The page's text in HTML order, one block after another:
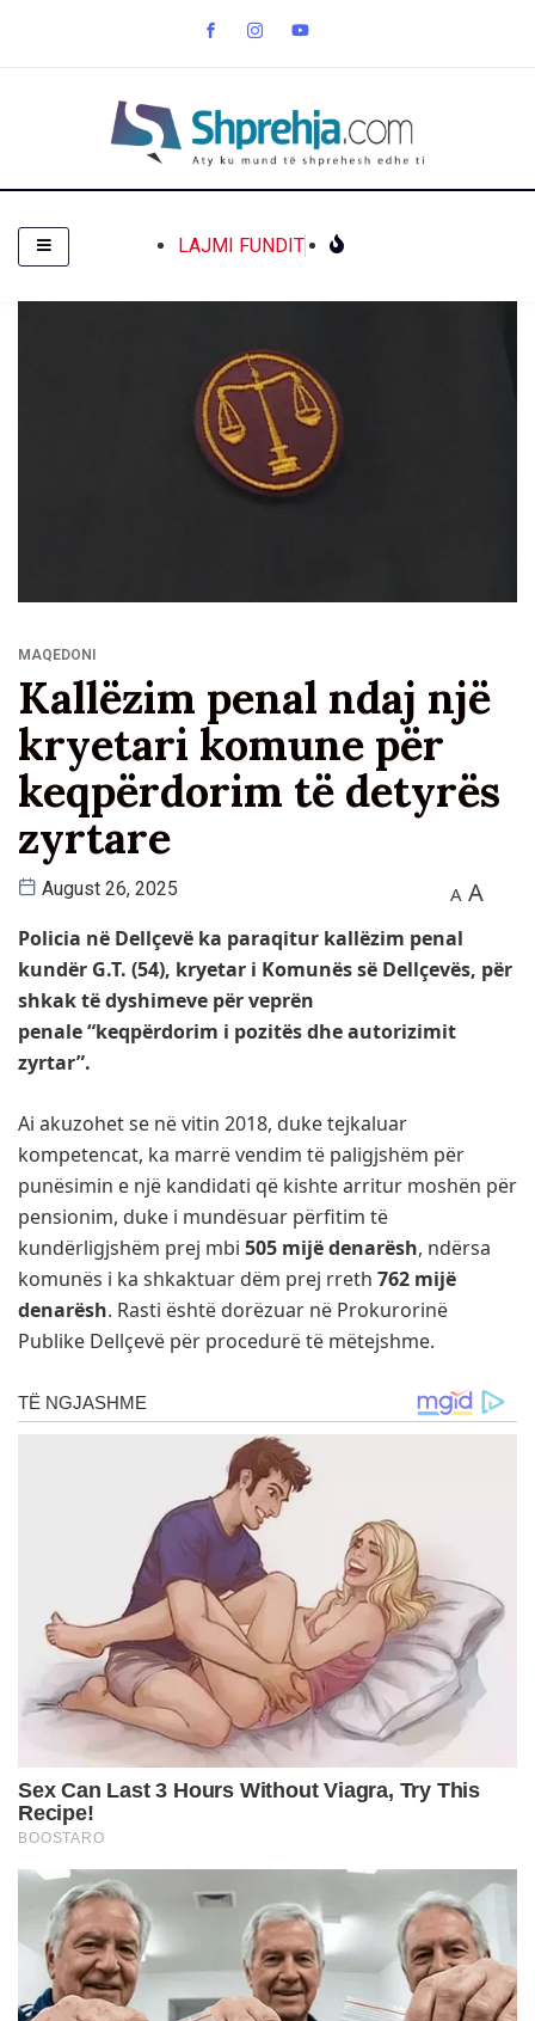
LAJMI FUNDIT
MAQEDONI
Kallëzim penal ndaj një
kryetari komune për
keqpërdorim të detyrës
zyrtare
August 26, 2025 A A
Policia në Dellçevë ka paraqitur kallëzim penal
kundër G.T. (54), kryetar i Komunës së Dellçevës, për
shkak të dyshimeve për veprën
penale “keqpërdorim i pozitës dhe autorizimit
zyrtar”.
Ai akuzohet se në vitin 2018, duke tejkaluar
kompetencat, ka marrë vendim të paligjshëm për
punësimin e një kandidati që kishte arritur moshën për
pensionim, duke i mundësuar përfitim të
kundërligjshëm prej mbi 505 mijë denarësh, ndërsa
komunës i ka shkaktuar dëm prej rreth 762 mijë
denarësh. Rasti është dorëzuar në Prokurorinë
Publike Dellçevë për procedurë të mëtejshme.